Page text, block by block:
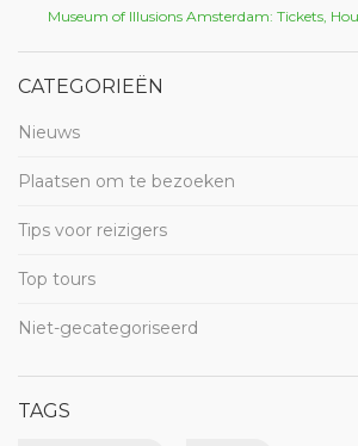
Museum of Illusions Amsterdam: Tickets,
CATEGORIEËN
Nieuws
Plaatsen om te bezoeken
Tips voor reizigers
Top tours
Niet-gecategoriseerd
TAGS